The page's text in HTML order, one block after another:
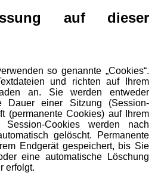
auf dieser
so genannte „Cookies“.
und richten auf Ihrem
an. Sie werden entweder
Dauer einer Sitzung (Session-
(permanente Cookies) auf Ihrem
Session-Cookies werden nach
gelöscht. Permanente
Endgerät gespeichert, bis Sie
eine automatische Löschung
erfolgt.